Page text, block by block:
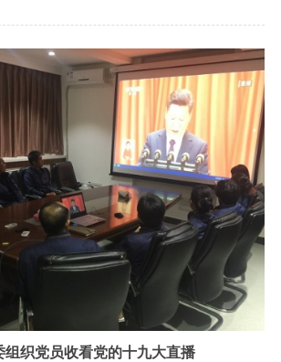
表参加座谈。
组织党员收看党的十九大直播